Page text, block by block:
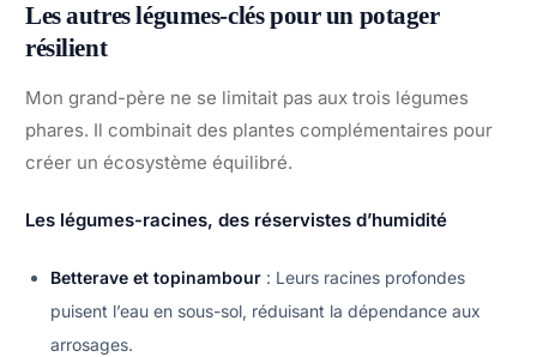
Les autres légumes-clés pour un potager
résilient
Mon grand-père ne se limitait pas aux trois légumes
phares. Il combinait des plantes complémentaires pour
créer un écosystème équilibré.
Les légumes-racines, des réservistes d’humidité
Betterave et topinambour : Leurs racines profondes
puisent l’eau en sous-sol, réduisant la dépendance aux
arrosages.